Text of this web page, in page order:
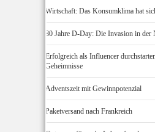
Wirtschaft: Das Konsumklima hat
80 Jahre D-Day: Die Invasion in der
Erfolgreich als Influencer
Geheimnisse
Adventszeit mit Gewinnpotenzial
Paketversand nach Frankreich